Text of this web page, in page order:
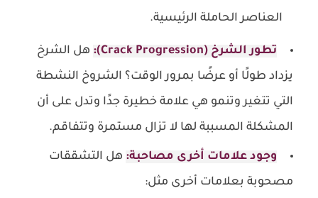
العناصر الحاملة الرئيسية.
تطور الشرخ (Crack Progression):
هل الشرخ
يزداد طولًا أو عرضًا بمرور الوقت؟ الشروخ النشطة
التي تتغير وتنمو هي علامة خطيرة جدًا وتدل على أن
المشكلة المسببة لها لا تزال مستمرة وتتفاقم.
وجود علامات أخرى مصاحبة: هل التشققات
مصحوبة بعلامات أخرى مثل: